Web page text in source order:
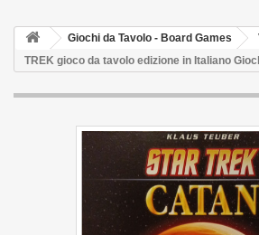
Giochi da Tavolo - Board Games
TREK gioco da tavolo edizione in Italiano